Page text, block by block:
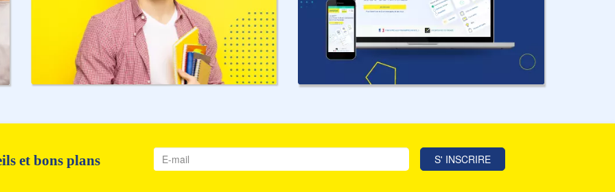
et bons plans